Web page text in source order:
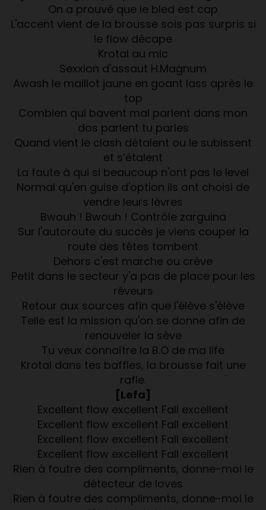
On a prouvé que le bled est cap
L'accent vient de la brousse sois pas surpris si
le flow décape
Krotal au mic
Sexxion d'assaut H.Magnum
Awash le maillot jaune en goant lass après le
top
Combien qui bavent mal parlent dans mon
dos parlent tu parles
Quand vient le clash détalent ou le subissent
et s’étalent
La faute à qui si beaucoup n'ont pas le level
Normal qu'en guise d'option ils ont choisi de
vendre leurs lèvres
Bwouh ! Bwouh ! Contrôle zarguina
Sur l'autoroute du succès je viens couper la
route des têtes tombent
Dehors c'est marche ou crève
Petit dans le secteur y'a pas de place pour les
rêveurs
Retour aux sources afin que l'élève s'élève
Telle est la mission qu'on se donne afin de
renouveler la sève
Tu veux connaître la B.O de ma life
Krotal dans tes baffles, la brousse fait une
rafle.
[Lefa]
Excellent flow excellent Fall excellent
Excellent flow excellent Fall excellent
Excellent flow excellent Fall excellent
Excellent flow excellent Fall excellent
Rien à foutre des compliments, donne-moi le
détecteur de loves
Rien à foutre des compliments, donne-moi le